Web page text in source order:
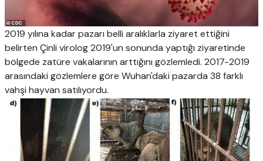
2019 yılına kadar pazarı belli aralıklarla ziyaret ettiğini
belirten Çinli virolog 2019'un sonunda yaptığı ziyaretinde
bölgede zatüre vakalarının arttığını gözlemledi. 2017-2019
arasındaki gözlemlere göre Wuhan'daki pazarda 38 farklı
vahşi hayvan satılıyordu.